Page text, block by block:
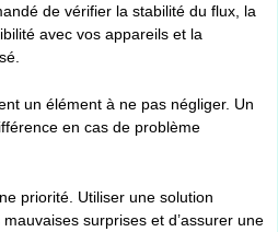
de vérifier la stabilité du flux, la
avec vos appareils et la
un élément à ne pas négliger. Un
en cas de problème
priorité. Utiliser une solution
surprises et d’assurer une